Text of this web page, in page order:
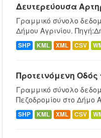
Δευτερεύουσα
Γραμμικό σύνολο
Δήμου Αγρινίου.
SHP KML XML CSV
Προτεινόμενη
Γραμμικό σύνολο
Πεζοδρομίου στο Δήμο
SHP KML XML CSV